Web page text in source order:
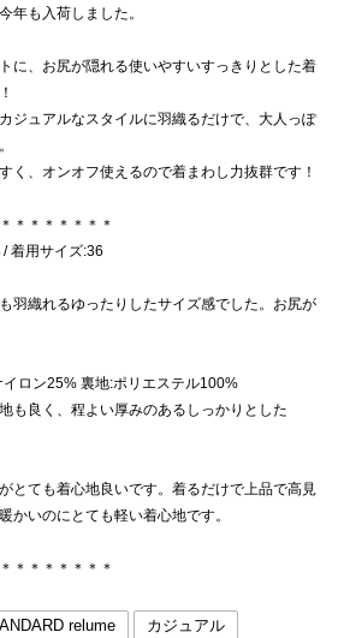
年も入荷しました。
に、お尻が隠れる使いやすいすっきりとした着
ジュアルなスタイルに羽織るだけで、大人っぽ
く、オンオフ使えるので着まわし力抜群です！
＊＊＊＊＊＊＊
着用サイズ:36
羽織れるゆったりしたサイズ感でした。お尻が
ロン25% 裏地:ポリエステル100%
も良く、程よい厚みのあるしっかりとした
とても着心地良いです。着るだけで上品で高見
かいのにとても軽い着心地です。
＊＊＊＊＊＊＊
relume カジュアル